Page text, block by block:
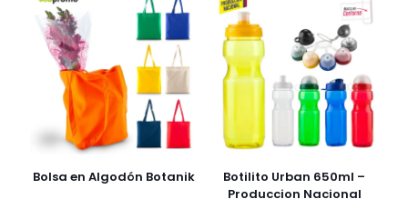
Bolsa en Algodón Botanik
Botilito Urban 650ml –
Produccion Nacional